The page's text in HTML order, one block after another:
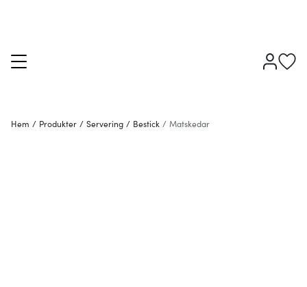
Hem / Produkter / Servering / Bestick / Matskedar